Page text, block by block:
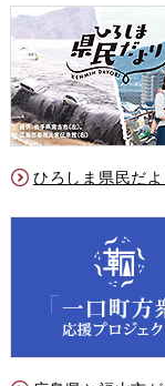
ひろしま県民だ